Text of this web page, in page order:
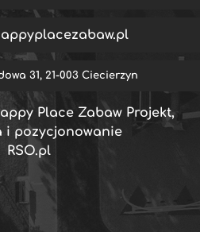
31, 21-003 Ciecierzyn
Place Zabaw Projekt,
i pozycjonowanie
RSO.pl